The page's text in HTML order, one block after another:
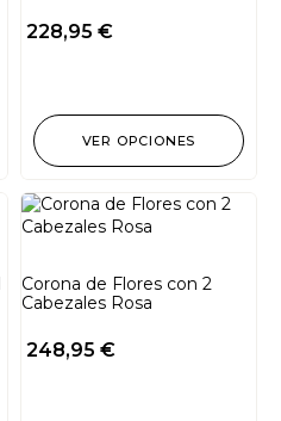
228,95 €
VER OPCIONES
Corona de Flores con 2
Cabezales Rosa
248,95 €